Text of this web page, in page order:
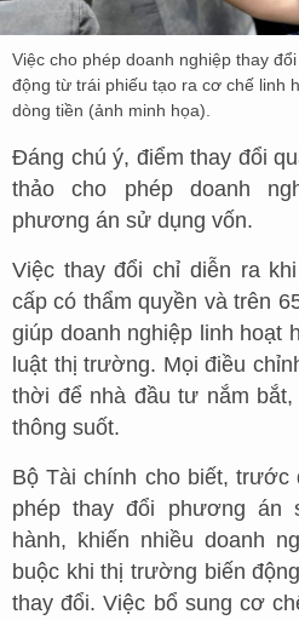
Việc cho phép doanh nghiệp thay
động từ trái phiếu tạo ra cơ chế linh
dòng tiền (ảnh minh họa).
Đáng chú ý, điểm thay đổi
thảo cho phép doanh
phương án sử dụng vốn.
Việc thay đổi chỉ diễn ra
cấp có thẩm quyền và trên
giúp doanh nghiệp linh hoạt
luật thị trường. Mọi điều
thời để nhà đầu tư nắm
thông suốt.
Bộ Tài chính cho biết, trước
phép thay đổi phương án
hành, khiến nhiều doanh
buộc khi thị trường biến
thay đổi. Việc bổ sung cơ